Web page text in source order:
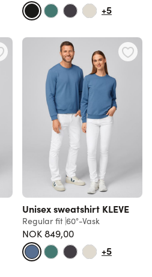
+5
Unisex sweatshirt KLEVE
Regular fit 60°-Vask
NOK 849,00
+5